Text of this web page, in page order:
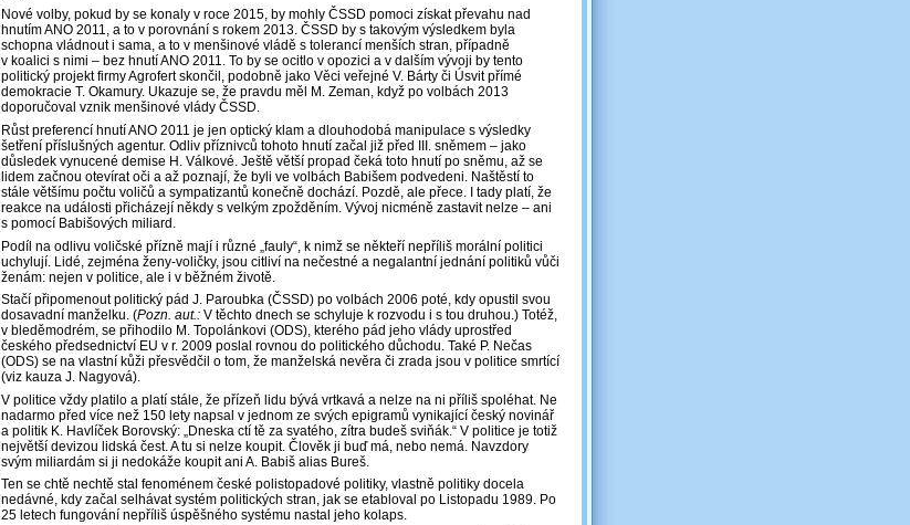
Nové volby, pokud by se konaly v roce 2015, by mohly ČSSD pomoci získat převahu nad
hnutím ANO 2011, a to v porovnání s rokem 2013. ČSSD by s takovým výsledkem byla
schopna vládnout i sama, a to v menšinové vládě s tolerancí menších stran, případně
v koalici s nimi – bez hnutí ANO 2011. To by se ocitlo v opozici a v dalším vývoji by tento
politický projekt firmy Agrofert skončil, podobně jako Věci veřejné V. Bárty či Úsvit přímé
demokracie T. Okamury. Ukazuje se, že pravdu měl M. Zeman, když po volbách 2013
doporučoval vznik menšinové vlády ČSSD.
Růst preferencí hnutí ANO 2011 je jen optický klam a dlouhodobá manipulace s výsledky
šetření příslušných agentur. Odliv příznivců tohoto hnutí začal již před III. sněmem – jako
důsledek vynucené demise H. Válkové. Ještě větší propad čeká toto hnutí po sněmu, až se
lidem začnou otevírat oči a až poznají, že byli ve volbách Babišem podvedeni. Naštěstí to
stále většímu počtu voličů a sympatizantů konečně dochází. Pozdě, ale přece. I tady platí, že
reakce na události přicházejí někdy s velkým zpožděním. Vývoj nicméně zastavit nelze – ani
s pomocí Babišových miliard.
Podíl na odlivu voličské přízně mají i různé „fauly“, k nimž se někteří nepříliš morální politici
uchylují. Lidé, zejména ženy-voličky, jsou citliví na nečestné a negalantní jednání politiků vůči
ženám: nejen v politice, ale i v běžném životě.
Stačí připomenout politický pád J. Paroubka (ČSSD) po volbách 2006 poté, kdy opustil svou
dosavadní manželku. (Pozn. aut.: V těchto dnech se schyluje k rozvodu i s tou druhou.) Totéž,
v bleděmodrém, se přihodilo M. Topolánkovi (ODS), kterého pád jeho vlády uprostřed
českého předsednictví EU v r. 2009 poslal rovnou do politického důchodu. Také P. Nečas
(ODS) se na vlastní kůži přesvědčil o tom, že manželská nevěra či zrada jsou v politice smrtící
(viz kauza J. Nagyová).
V politice vždy platilo a platí stále, že přízeň lidu bývá vrtkavá a nelze na ni příliš spoléhat. Ne
nadarmo před více než 150 lety napsal v jednom ze svých epigramů vynikající český novinář
a politik K. Havlíček Borovský: „Dneska ctí tě za svatého, zítra budeš sviňák.“ V politice je totiž
největší devizou lidská čest. A tu si nelze koupit. Člověk ji buď má, nebo nemá. Navzdory
svým miliardám si ji nedokáže koupit ani A. Babiš alias Bureš.
Ten se chtě nechtě stal fenoménem české polistopadové politiky, vlastně politiky docela
nedávné, kdy začal selhávat systém politických stran, jak se etabloval po Listopadu 1989. Po
25 letech fungování nepříliš úspěšného systému nastal jeho kolaps.